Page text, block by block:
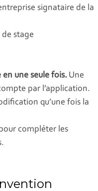
signataire de la
stage
une seule fois. Une
par l’application.
qu’une fois la
compléter les